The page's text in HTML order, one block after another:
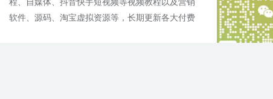
程、自媒体、抖音快手短视频等视频教程以及营销
软件、源码、淘宝虚拟资源等，长期更新各大付费